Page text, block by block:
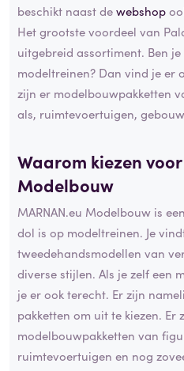
beschikt naast dewebshop
Het grootste voordeel van
uitgebreid assortiment. Ben
modeltreinen? Dan vind je er
zijn er modelbouwpakketten
als, ruimtevoertuigen,
Waarom kiezen voor
Modelbouw
MARNAN.eu Modelbouw is
dol is op modeltreinen. Je
tweedehandsmodellen van
diverse stijlen. Als je zelf een
je er ook terecht. Er zijn
pakketten om uit te kiezen. Er
modelbouwpakketten van
ruimtevoertuigen en nog